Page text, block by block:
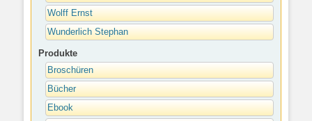
Wolff Ernst
Wunderlich Stephan
Produkte
Broschüren
Bücher
Ebook